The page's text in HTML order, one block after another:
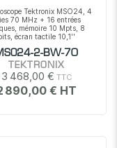
Tektronix MSO24, 4
70 MHz + 16 entrées
mémoire 10 Mpts, 8
écran tactile 10,1''
2-BW-70
TEKTRONIX
3 468,00 €
890,00 €